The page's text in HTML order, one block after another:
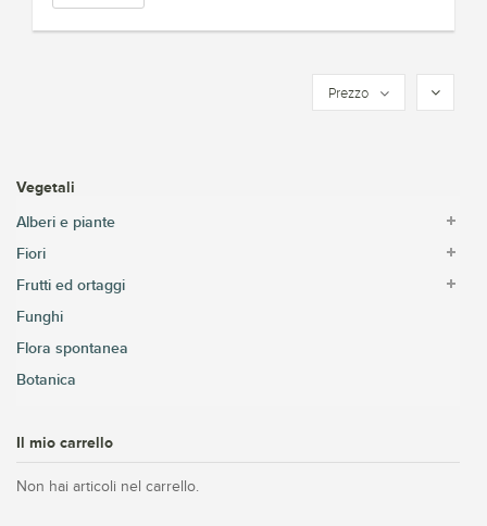
Prezzo
Vegetali
Alberi e piante
Fiori
Frutti ed ortaggi
Funghi
Flora spontanea
Botanica
Il mio carrello
Non hai articoli nel carrello.